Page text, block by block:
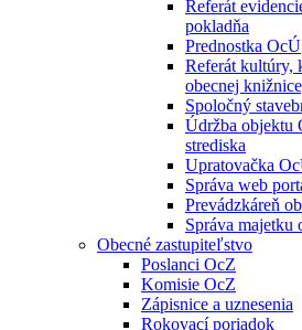
Referát
pokladňa
Prednostka OcÚ
Referát kultúry,
obecnej
Spoločný
Údržba objektu
strediska
Upratovačka
Správa web
Prevádzkáreň
Správa majetku
Obecné zastupiteľstvo
Poslanci OcZ
Komisie OcZ
Zápisnice a uznesenia
Rokovací poriadok